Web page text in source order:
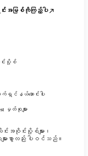
းအမြစ်ကိုကြည့်ပါ
းပို့စ်
က်ရှင်နယ်ဆောင်းပါး
မှတ်စုများ
ဝိုင်းပို့စ်များ၊
ျားစွာလည်း ပါဝင်သည်။